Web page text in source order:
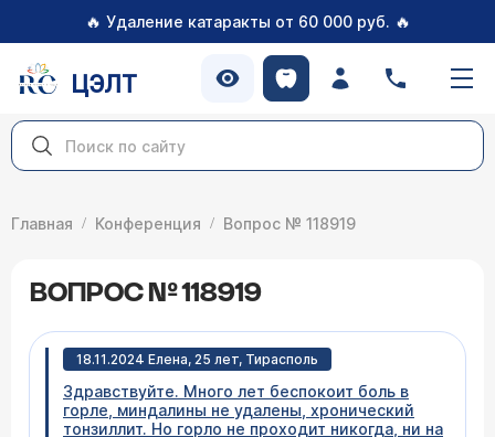
🔥 Удаление катаракты от 60 000 руб. 🔥
ЦЭЛТ
Главная Конференция Вопрос № 118919
ВОПРОС № 118919
18.11.2024 Елена, 25 лет, Тирасполь
Здравствуйте. Много лет беспокоит боль в
горле, миндалины не удалены, хронический
тонзиллит. Но горло не проходит никогда, ни на